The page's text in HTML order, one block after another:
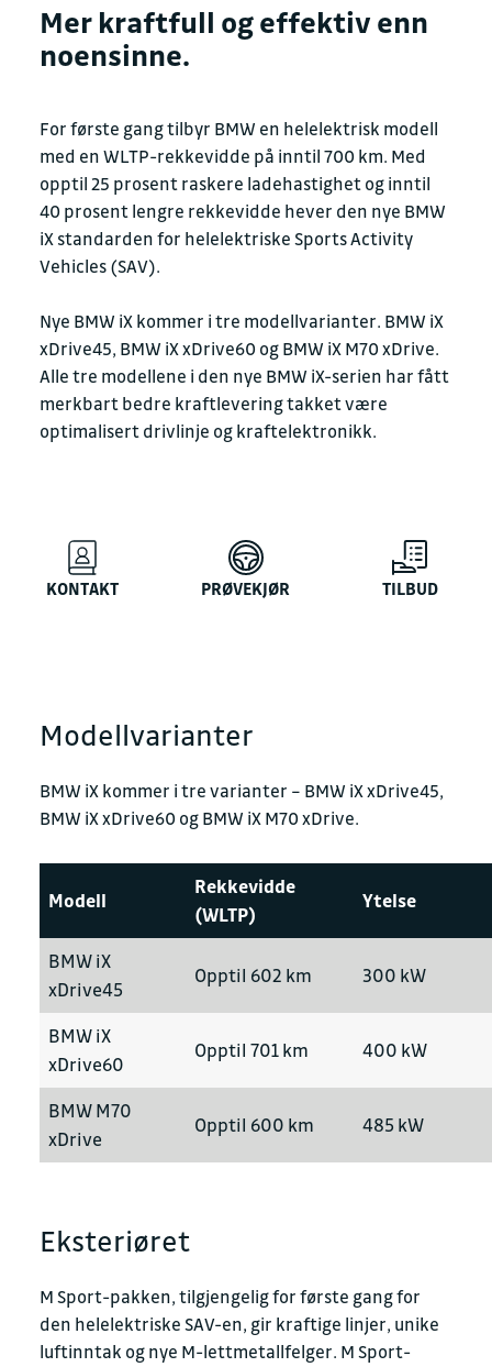
Mer kraftfull og effektiv enn
noensinne.
For første gang tilbyr BMW en helelektrisk modell
med en WLTP-rekkevidde på inntil 700 km. Med
opptil 25 prosent raskere ladehastighet og inntil
40 prosent lengre rekkevidde hever den nye BMW
iX standarden for helelektriske Sports Activity
Vehicles (SAV).
Nye BMW iX kommer i tre modellvarianter. BMW iX
xDrive45, BMW iX xDrive60 og BMW iX M70 xDrive.
Alle tre modellene i den nye BMW iX-serien har fått
merkbart bedre kraftlevering takket være
optimalisert drivlinje og kraftelektronikk.
KONTAKT PRØVEKJØR TILBUD
Modellvarianter
BMW iX kommer i tre varianter – BMW iX xDrive45,
BMW iX xDrive60 og BMW iX M70 xDrive.
Modell
Rekkevidde
(WLTP)
Ytelse
BMW iX
xDrive45
Opptil 602 km 300 kW
BMW iX
xDrive60
Opptil 701 km 400 kW
BMW M70
xDrive
Opptil 600 km 485 kW
Eksteriøret
M Sport-pakken, tilgjengelig for første gang for
den helelektriske SAV-en, gir kraftige linjer, unike
luftinntak og nye M-lettmetallfelger. M Sport-